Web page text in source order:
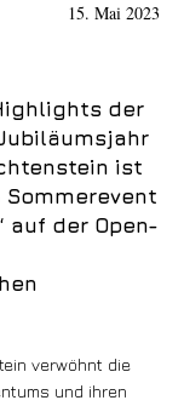
15. Mai 2023
der
ist
auf der Open-
verwöhnt die
und ihren